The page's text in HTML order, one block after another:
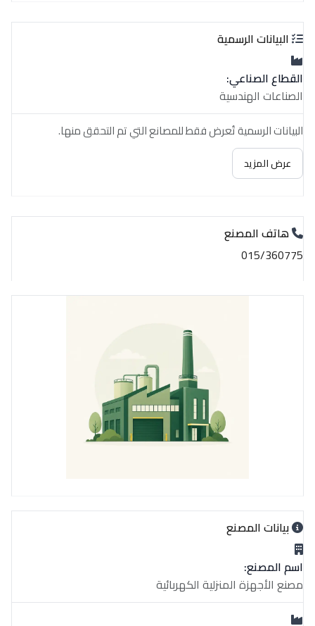
البيانات الرسمية
القطاع الصناعي:
الصناعات الهندسية
البيانات الرسمية تُعرض فقط للمصانع التي تم التحقق منها.
عرض المزيد
هاتف المصنع
015/360775
بيانات المصنع
اسم المصنع:
مصنع الأجهزة المنزلية الكهربائية